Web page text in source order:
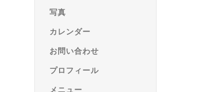
写真
カレンダー
お問い合わせ
プロフィール
メニュー